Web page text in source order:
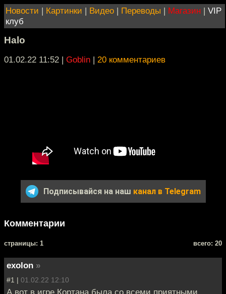
Новости | Картинки | Видео | Переводы | Магазин | VIP
клуб
Halo
01.02.22 11:52 | Goblin | 20 комментариев
Подписывайся на наш канал в Telegram
Комментарии
cтраницы: 1 всего: 20
exolon »
#1 | 01.02.22 12:10